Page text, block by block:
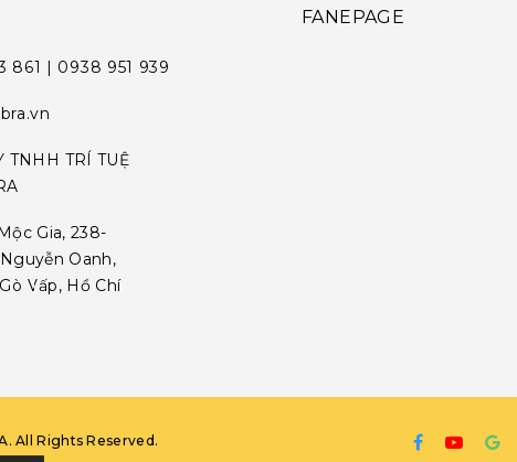
861 | 0938 951 939
TNHH TRÍ TUỆ
Gia, 238-
Oanh,
Vấp, Hồ Chí
FANEPAGE
. All Rights Reserved.